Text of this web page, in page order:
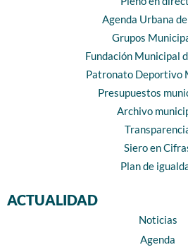
Agenda Urbana
Grupos
Fundación Municipal
Patronato Deportivo
Presupuestos
Archivo
Siero en
Plan de
ACTUALIDAD
Noticias
Agenda